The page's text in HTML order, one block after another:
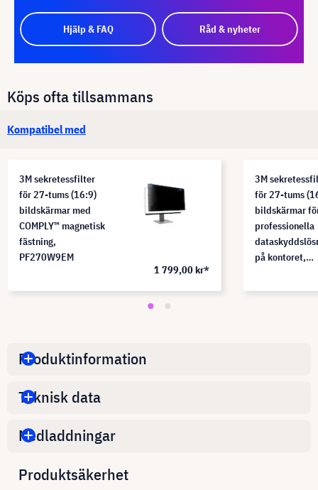
Hjälp & FAQ Råd & nyheter
Köps ofta tillsammans
Kompatibel med
3M sekretessfilter
för 27-tums (16:9)
bildskärmar med
COMPLY™ magnetisk
fästning,
PF270W9EM
1 799,00 kr*
3M
för 27-tums
bildskärmar
professionella
på kontoret,
Produktinformation
Teknisk data
Nedladdningar
Produktsäkerhet